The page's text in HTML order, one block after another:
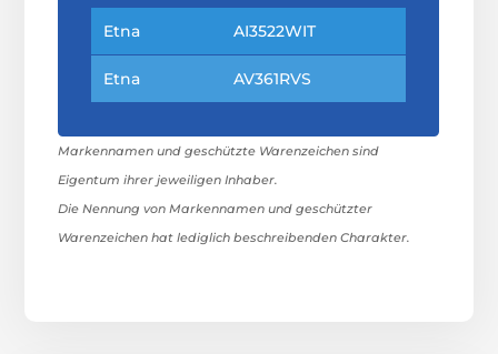
Etna AI3522WIT
Etna AV361RVS
Markennamen und geschützte Warenzeichen sind
Eigentum ihrer jeweiligen Inhaber.
Die Nennung von Markennamen und geschützter
Warenzeichen hat lediglich beschreibenden Charakter.